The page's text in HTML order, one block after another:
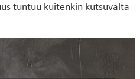
tuntuu kuitenkin kutsuvalta